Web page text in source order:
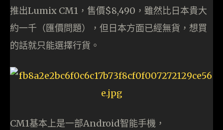
推出Lumix CM1，售價$8,490，雖然比日本貴大
約一千（匯價問題），但日本方面已經無貨，想買
的話就只能選擇行貨。
CM1基本上是一部Android智能手機，